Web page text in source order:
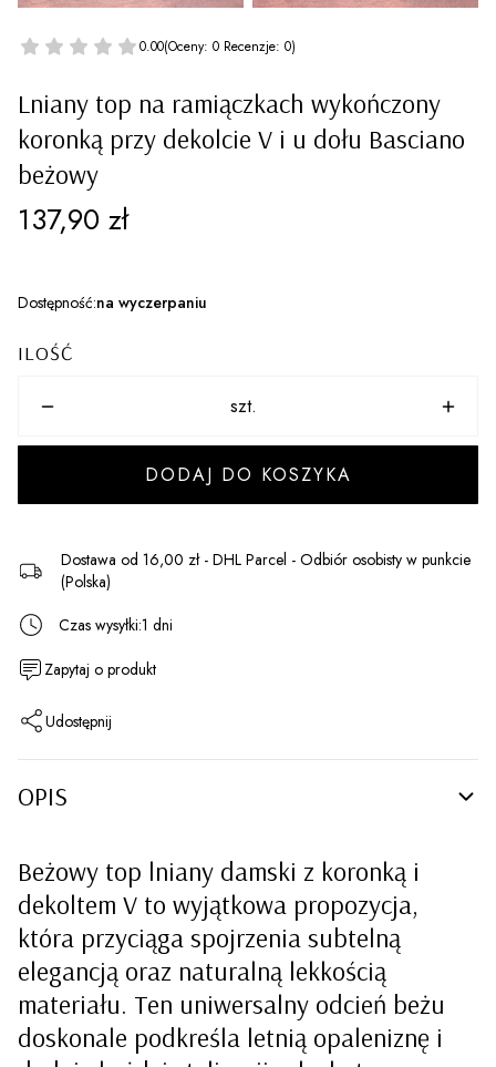
0.00(Oceny: 0 Recenzje: 0)
Lniany top na ramiączkach wykończony
koronką przy dekolcie V i u dołu Basciano
beżowy
Cena
137,90 zł
Dostępność:na wyczerpaniu
ILOŚĆ
szt.
DODAJ DO KOSZYKA
Dostawa od 16,00 zł - DHL Parcel - Odbiór osobisty w punkcie
(Polska)
Czas wysyłki:1 dni
Zapytaj o produkt
Udostępnij
OPIS
Beżowy top lniany damski z koronką i
dekoltem V to wyjątkowa propozycja,
która przyciąga spojrzenia subtelną
elegancją oraz naturalną lekkością
materiału. Ten uniwersalny odcień beżu
doskonale podkreśla letnią opaleniznę i